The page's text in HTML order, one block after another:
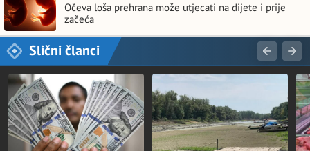
Očeva loša prehrana može utjecati na dijete i prije
začeća
Slični članci